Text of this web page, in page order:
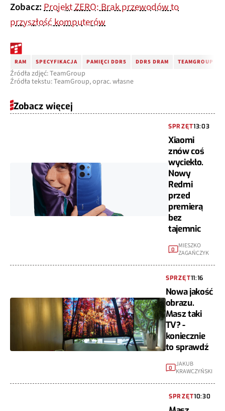
Zobacz:Projekt ZERO: Brak przewodów to
przyszłość komputerów
RAM SPECYFIKACJA PAMIĘCI DDR5 DDR5 DRAM TEAMGROUP
Źródła zdjęć: TeamGroup
Źródła tekstu: TeamGroup, oprac. własne
Zobacz więcej
SPRZĘT13:03
Xiaomi
znów coś
wyciekło.
Nowy
Redmi
przed
premierą
bez
tajemnic
0
MIESZKO
ZAGAŃCZYK
SPRZĘT11:16
Nowa jakość
obrazu.
Masz taki
TV? -
koniecznie
to sprawdź
0 JAKUB
KRAWCZYŃSKI
SPRZĘT10:30